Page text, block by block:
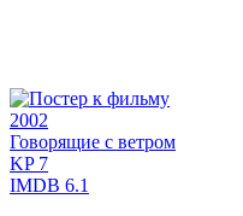
2002
Говорящие с ветром
KP7
IMDB 6.1